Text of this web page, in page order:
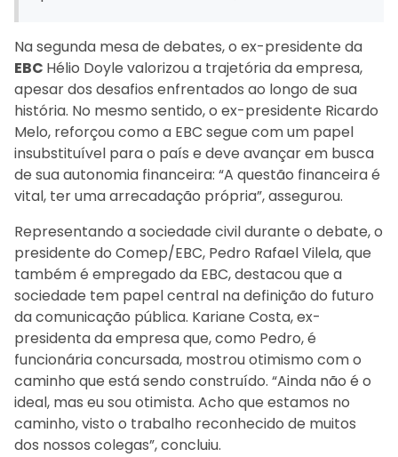
Na segunda mesa de debates, o ex-presidente da
EBC Hélio Doyle valorizou a trajetória da empresa,
apesar dos desafios enfrentados ao longo de sua
história. No mesmo sentido, o ex-presidente Ricardo
Melo, reforçou como a EBC segue com um papel
insubstituível para o país e deve avançar em busca
de sua autonomia financeira: “A questão financeira é
vital, ter uma arrecadação própria”, assegurou.
Representando a sociedade civil durante o debate, o
presidente do Comep/EBC, Pedro Rafael Vilela, que
também é empregado da EBC, destacou que a
sociedade tem papel central na definição do futuro
da comunicação pública. Kariane Costa, ex-
presidenta da empresa que, como Pedro, é
funcionária concursada, mostrou otimismo com o
caminho que está sendo construído. “Ainda não é o
ideal, mas eu sou otimista. Acho que estamos no
caminho, visto o trabalho reconhecido de muitos
dos nossos colegas”, concluiu.